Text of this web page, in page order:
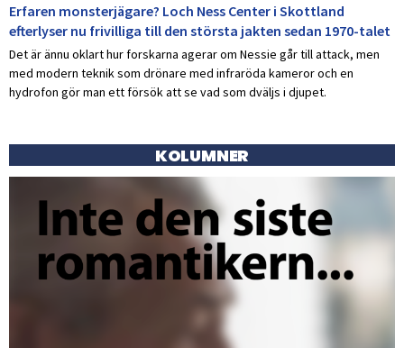
Erfaren monsterjägare? Loch Ness Center i Skottland
efterlyser nu frivilliga till den största jakten sedan 1970-talet
Det är ännu oklart hur forskarna agerar om Nessie går till attack, men
med modern teknik som drönare med infraröda kameror och en
hydrofon gör man ett försök att se vad som dväljs i djupet.
KOLUMNER